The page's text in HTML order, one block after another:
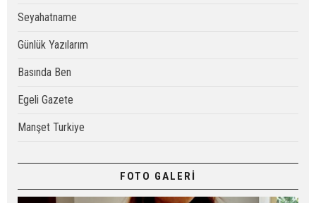
Seyahatname
Günlük Yazılarım
Basında Ben
Egeli Gazete
Manşet Turkiye
FOTO GALERİ